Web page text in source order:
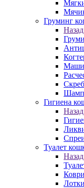
Груминг
Назад
Гигиена
Назад
Туалет
Назад